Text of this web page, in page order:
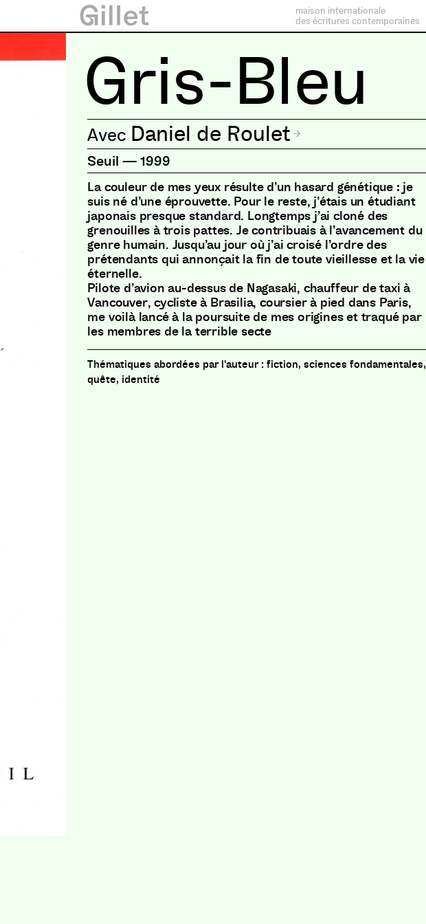
maison internationale
des écritures contemporaines
Gris-Bleu
Daniel de Roulet
Seuil —1999
La couleur de mes yeux résulte d’un hasard génétique : je
suis né d’une éprouvette. Pour le reste, j’étais un étudiant
japonais presque standard. Longtemps j’ai cloné des
grenouilles à trois pattes. Je contribuais à l’avancement du
genre humain. Jusqu’au jour où j’ai croisé l’ordre des
prétendants qui annonçait la fin de toute vieillesse et la vie
éternelle.
Pilote d’avion au-dessus de Nagasaki, chauffeur de taxi à
Vancouver, cycliste à Brasilia, coursier à pied dans Paris,
me voilà lancé à la poursuite de mes origines et traqué par
les membres de la terrible secte
fiction, sciences fondamentales,
quête, identité